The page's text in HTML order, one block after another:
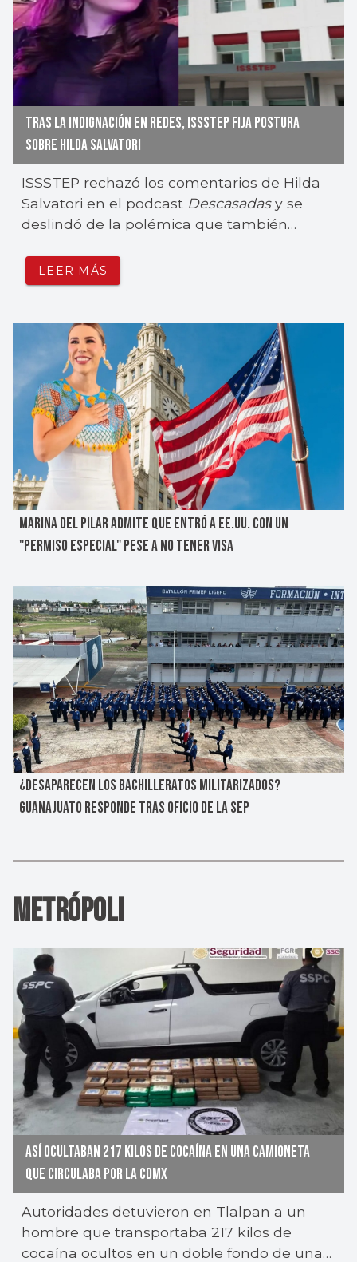
TRAS LA INDIGNACIÓN EN REDES, ISSSTEP FIJA POSTURA
SOBRE HILDA SALVATORI
ISSSTEP rechazó los comentarios de Hilda
Salvatori en el podcast Descasadasy se
deslindó de la polémica que también
LEER MÁS
MARINA DEL PILAR ADMITE QUE ENTRÓ A EE.UU. CON UN
"PERMISO ESPECIAL" PESE A NO TENER VISA
¿DESAPARECEN LOS BACHILLERATOS MILITARIZADOS?
GUANAJUATO RESPONDE TRAS OFICIO DE LA SEP
Metrópoli
ASÍ OCULTABAN 217 KILOS DE COCAÍNA EN UNA CAMIONETA
QUE CIRCULABA POR LA CDMX
Autoridades detuvieron en Tlalpan a un
hombre que transportaba 217 kilos de
cocaína ocultos en un doble fondo de una